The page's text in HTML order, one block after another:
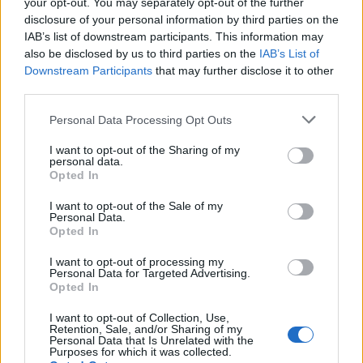
disclosure of your personal information by third parties on the
IAB’s list of downstream participants. This information may
also be disclosed by us to third parties on the IAB’s List of
Downstream Participants that may further disclose it to other
Personal Data Processing Opt Outs
I want to opt-out of the Sharing of my
personal data.
Opted In
I want to opt-out of the Sale of my
Personal Data.
Opted In
I want to opt-out of processing my
Personal Data for Targeted Advertising.
Opted In
I want to opt-out of Collection, Use,
Retention, Sale, and/or Sharing of my
Personal Data that Is Unrelated with the
Purposes for which it was collected.
ΔΗΜΟΦΙΛΗ
Όμιλος AKTOR: Εξαγοράζει το 75% των ΗΛΕΚΤΩΡ
05/08/2026 - 17:39 ΕΠΙΧΕΙΡΗΣΕΙΣ
Είσοδος της γαλλικής Meridiam στην ηλεκτρική
διασύνδεση Ελλάδας – Κύπρου
ΗΠΑ: Επιβράδυνση των προσλήψεων στον ιδιωτικό
τομέα τον Ιούλιο - Δημιουργήθηκαν μόνο 44.000
θέσεις εργασίας
05/08/2026 - 17:16
ΔΕΗ: Ισχυρή ανάπτυξη στο α΄ εξάμηνο 2026 με
προσαρμοσμένο EBITDA στα 1,2 δισ. ευρώ
05/08/2026 - 17:51 ΕΝΕΡΓΕΙΑ